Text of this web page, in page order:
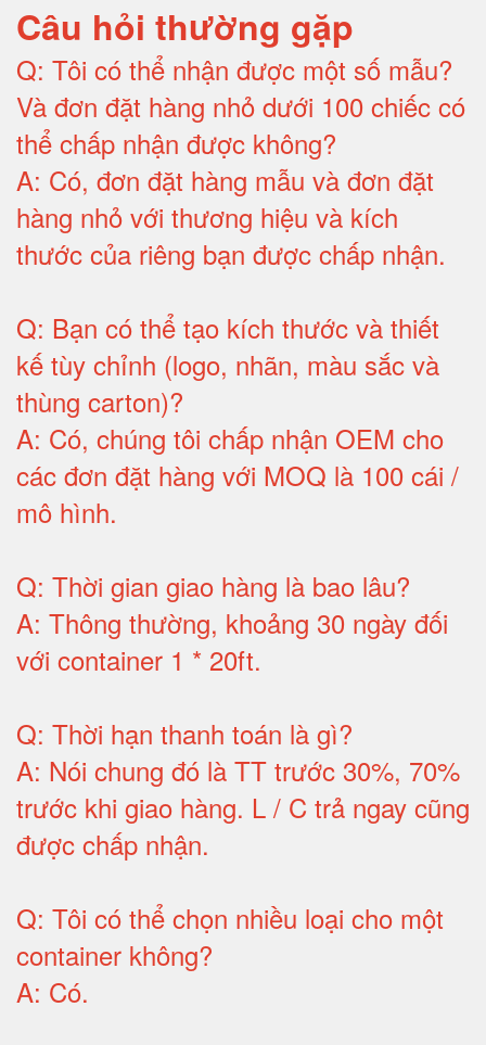
Câu hỏi thường gặp
Q: Tôi có thể nhận được một số mẫu?
Và đơn đặt hàng nhỏ dưới 100 chiếc có
thể chấp nhận được không?
A: Có, đơn đặt hàng mẫu và đơn đặt
hàng nhỏ với thương hiệu và kích
thước của riêng bạn được chấp nhận.
Q: Bạn có thể tạo kích thước và thiết
kế tùy chỉnh (logo, nhãn, màu sắc và
thùng carton)?
A: Có, chúng tôi chấp nhận OEM cho
các đơn đặt hàng với MOQ là 100 cái /
mô hình.
Q: Thời gian giao hàng là bao lâu?
A: Thông thường, khoảng 30 ngày đối
với container 1 * 20ft.
Q: Thời hạn thanh toán là gì?
A: Nói chung đó là TT trước 30%, 70%
trước khi giao hàng. L / C trả ngay cũng
được chấp nhận.
Q: Tôi có thể chọn nhiều loại cho một
container không?
A: Có.